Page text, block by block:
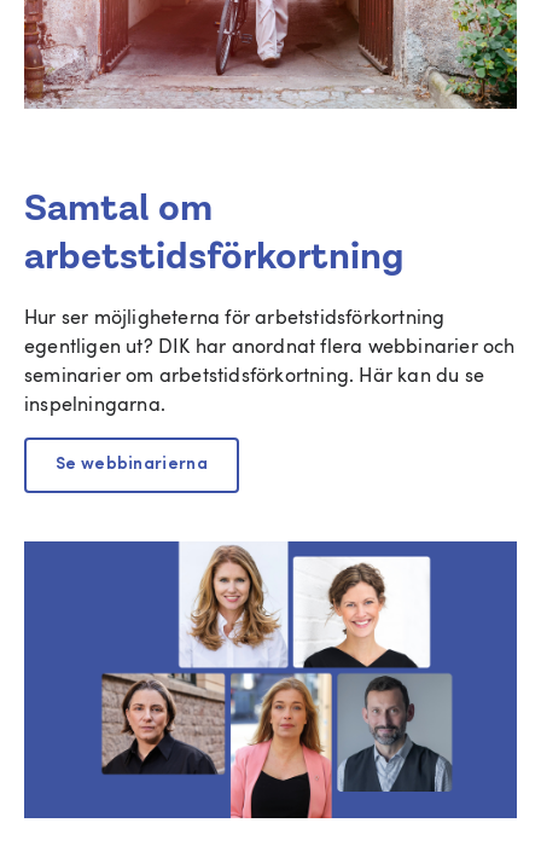
Samtal om
arbetstidsförkortning
Hur ser möjligheterna för arbetstidsförkortning
egentligen ut? DIK har anordnat flera webbinarier och
seminarier om arbetstidsförkortning. Här kan du se
inspelningarna.
Se webbinarierna